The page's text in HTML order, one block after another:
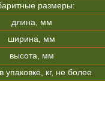
размеры:
длина, мм
ширина, мм
высота, мм
упаковке, кг, не более